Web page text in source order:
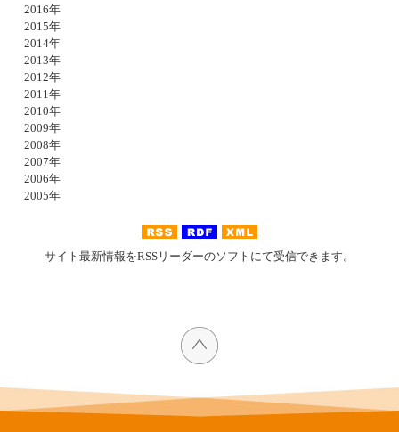
2016年
2015年
2014年
2013年
2012年
2011年
2010年
2009年
2008年
2007年
2006年
2005年
サイト最新情報をRSSリーダーのソフトにて受信できます。